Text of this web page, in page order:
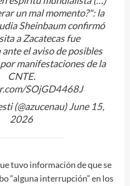
un mal momento?": la
Sheinbaum confirmó
a Zacatecas fue
el aviso de posibles
manifestaciones de la
CNTE.
SOjGD4468J
(@azucenau)June 15,
2026
tuvo información de que se
“alguna interrupción” en los